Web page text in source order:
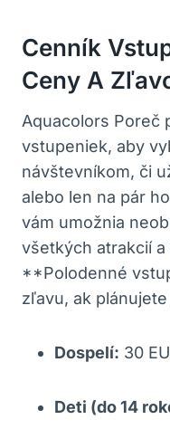
Cenník
Ceny A
Aquacolors Poreč
vstupeniek, aby
návštevníkom, či
alebo len na pár
vám umožnia
všetkých atrakcií
**Polodenné
zľavu, ak
Dospelí: 30
Deti (do 14